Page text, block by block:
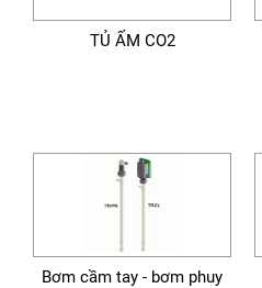
TỦ ẤM CO2
Bơm cầm tay - bơm phuy